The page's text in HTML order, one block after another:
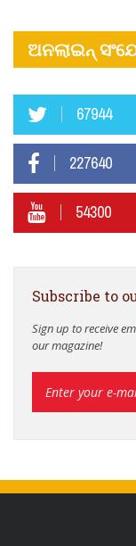
ଅନଲାଇନ୍
67944
227640
54300
Subscribe to
Sign up to receive
our magazine!